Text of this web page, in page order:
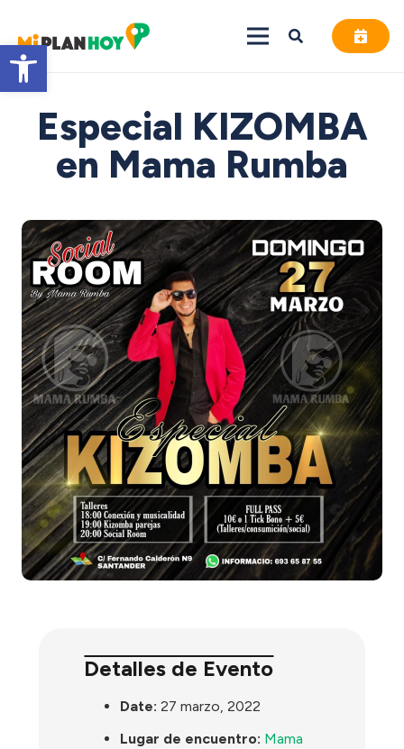
Abrir barra de herramientas
Especial KIZOMBA
en Mama Rumba
Detalles de Evento
Date: 27 marzo, 2022
Lugar de encuentro: Mama